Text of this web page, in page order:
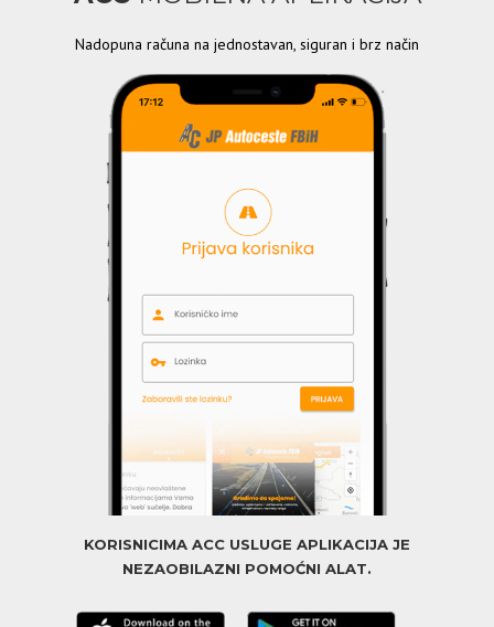
Nadopuna računa na jednostavan, siguran i brz način
KORISNICIMA ACC USLUGE APLIKACIJA JE
NEZAOBILAZNI POMOĆNI ALAT.